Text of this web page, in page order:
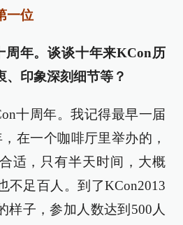
一位
周年。谈谈十年来KCon历
、印象深刻细节等？
十周年。我记得最早一届
在一个咖啡厅里举办的，
适，只有半天时间，大概
不足百人。到了KCon2013
样子，参加人数达到500人